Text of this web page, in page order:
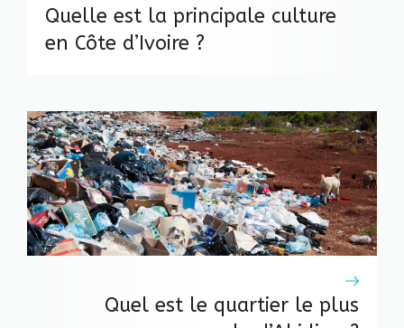
Quelle est la principale culture
en Côte d’Ivoire ?
Quel est le quartier le plus